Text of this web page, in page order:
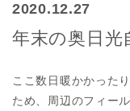
2020.12.27
年末の奥日光
ここ数日暖かかった
ため、周辺のフィー